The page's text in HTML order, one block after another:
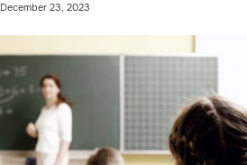
December 23, 2023